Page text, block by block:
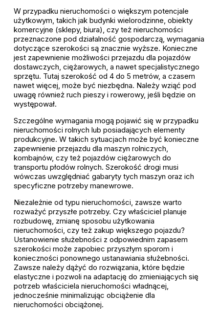
W przypadku nieruchomości o większym potencjale
użytkowym, takich jak budynki wielorodzinne, obiekty
komercyjne (sklepy, biura), czy też nieruchomości
przeznaczone pod działalność gospodarczą, wymagania
dotyczące szerokości są znacznie wyższe. Konieczne
jest zapewnienie możliwości przejazdu dla pojazdów
dostawczych, ciężarowych, a nawet specjalistycznego
sprzętu. Tutaj szerokość od 4 do 5 metrów, a czasem
nawet więcej, może być niezbędna. Należy wziąć pod
uwagę również ruch pieszy i rowerowy, jeśli będzie on
występował.
Szczególne wymagania mogą pojawić się w przypadku
nieruchomości rolnych lub posiadających elementy
produkcyjne. W takich sytuacjach może być konieczne
zapewnienie przejazdu dla maszyn rolniczych,
kombajnów, czy też pojazdów ciężarowych do
transportu płodów rolnych. Szerokość drogi musi
wówczas uwzględniać gabaryty tych maszyn oraz ich
specyficzne potrzeby manewrowe.
Niezależnie od typu nieruchomości, zawsze warto
rozważyć przyszłe potrzeby. Czy właściciel planuje
rozbudowę, zmianę sposobu użytkowania
nieruchomości, czy też zakup większego pojazdu?
Ustanowienie służebności z odpowiednim zapasem
szerokości może zapobiec przyszłym sporom i
konieczności ponownego ustanawiania służebności.
Zawsze należy dążyć do rozwiązania, które będzie
elastyczne i pozwoli na adaptację do zmieniających się
potrzeb właściciela nieruchomości władnącej,
jednocześnie minimalizując obciążenie dla
nieruchomości obciążonej.